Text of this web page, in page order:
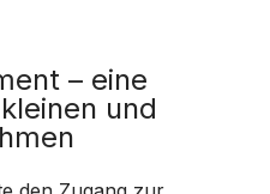
– eine
und